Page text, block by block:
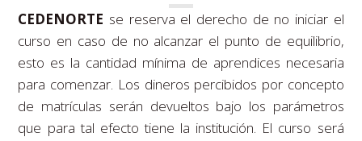
CEDENORTE se reserva el derecho de no iniciar el
curso en caso de no alcanzar el punto de equilibrio,
esto es la cantidad mínima de aprendices necesaria
para comenzar. Los dineros percibidos por concepto
de matrículas serán devueltos bajo los parámetros
que para tal efecto tiene la institución. El curso será